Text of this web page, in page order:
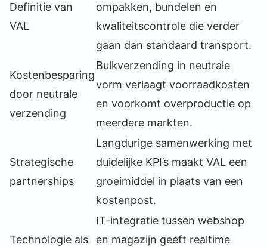
Definitie van
VAL
ompakken, bundelen en
kwaliteitscontrole die verder
gaan dan standaard transport.
Kostenbesparing
door neutrale
verzending
Bulkverzending in neutrale
vorm verlaagt voorraadkosten
en voorkomt overproductie op
meerdere markten.
Strategische
partnerships
Langdurige samenwerking met
duidelijke KPI’s maakt VAL een
groeimiddel in plaats van een
kostenpost.
Technologie als
IT-integratie tussen webshop
en magazijn geeft realtime